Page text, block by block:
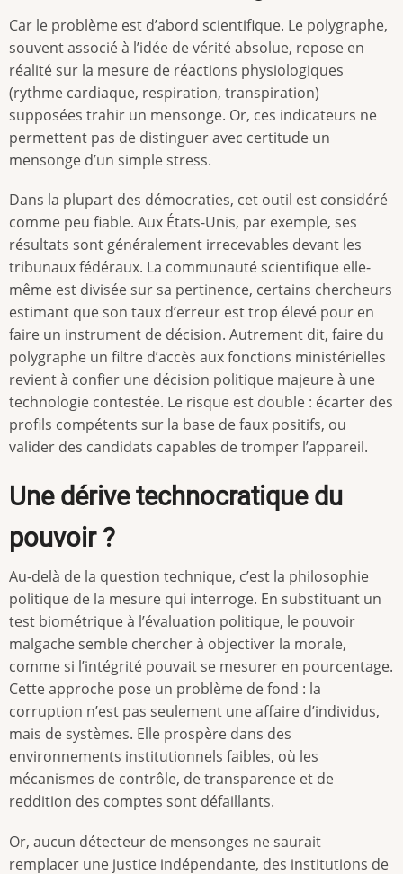
Car le problème est d’abord scientifique. Le polygraphe,
souvent associé à l’idée de vérité absolue, repose en
réalité sur la mesure de réactions physiologiques
(rythme cardiaque, respiration, transpiration)
supposées trahir un mensonge. Or, ces indicateurs ne
permettent pas de distinguer avec certitude un
mensonge d’un simple stress.
Dans la plupart des démocraties, cet outil est considéré
comme peu fiable. Aux États-Unis, par exemple, ses
résultats sont généralement irrecevables devant les
tribunaux fédéraux. La communauté scientifique elle-
même est divisée sur sa pertinence, certains chercheurs
estimant que son taux d’erreur est trop élevé pour en
faire un instrument de décision. Autrement dit, faire du
polygraphe un filtre d’accès aux fonctions ministérielles
revient à confier une décision politique majeure à une
technologie contestée. Le risque est double : écarter des
profils compétents sur la base de faux positifs, ou
valider des candidats capables de tromper l’appareil.
Une dérive technocratique du
pouvoir ?
Au-delà de la question technique, c’est la philosophie
politique de la mesure qui interroge. En substituant un
test biométrique à l’évaluation politique, le pouvoir
malgache semble chercher à objectiver la morale,
comme si l’intégrité pouvait se mesurer en pourcentage.
Cette approche pose un problème de fond : la
corruption n’est pas seulement une affaire d’individus,
mais de systèmes. Elle prospère dans des
environnements institutionnels faibles, où les
mécanismes de contrôle, de transparence et de
reddition des comptes sont défaillants.
Or, aucun détecteur de mensonges ne saurait
remplacer une justice indépendante, des institutions de